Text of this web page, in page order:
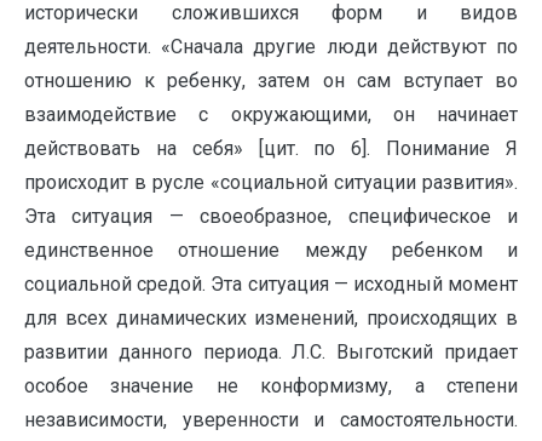
исторически сложившихся форм и видов
деятельности. «Сначала другие люди действуют по
отношению к ребенку, затем он сам вступает во
взаимодействие с окружающими, он начинает
действовать на себя» [цит. по 6]. Понимание Я
происходит в русле «социальной ситуации развития».
Эта ситуация — своеобразное, специфическое и
единственное отношение между ребенком и
социальной средой. Эта ситуация — исходный момент
для всех динамических изменений, происходящих в
развитии данного периода. Л.С. Выготский придает
особое значение не конформизму, а степени
независимости, уверенности и самостоятельности.